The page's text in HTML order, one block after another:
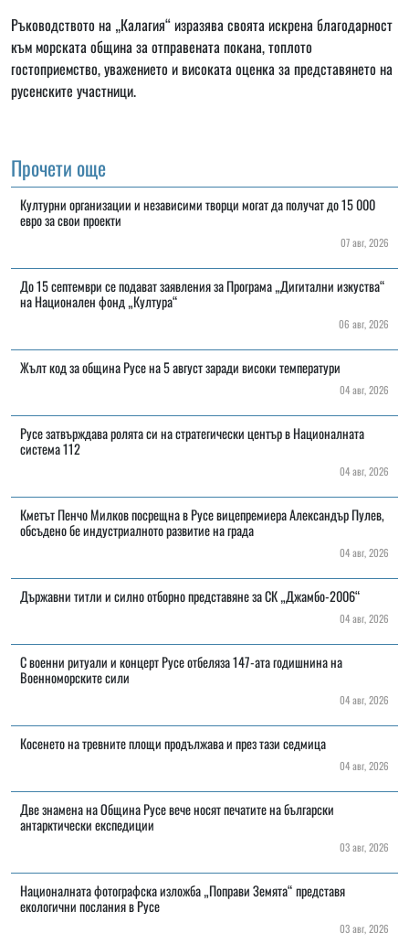
Ръководството на „Калагия“ изразява своята искрена благодарност
към морската община за отправената покана, топлото
гостоприемство, уважението и високата оценка за представянето на
русенските участници.
Прочети още
Културни организации и независими творци могат да получат до 15 000
евро за свои проекти
07 авг, 2026
До 15 септември се подават заявления за Програма „Дигитални изкуства“
на Национален фонд „Култура“
06 авг, 2026
Жълт код за община Русе на 5 август заради високи температури
04 авг, 2026
Русе затвърждава ролята си на стратегически център в Националната
система 112
04 авг, 2026
Кметът Пенчо Милков посрещна в Русе вицепремиера Александър Пулев,
обсъдено бе индустриалното развитие на града
04 авг, 2026
Държавни титли и силно отборно представяне за СК „Джамбо-2006“
04 авг, 2026
С военни ритуали и концерт Русе отбеляза 147-ата годишнина на
Военноморските сили
04 авг, 2026
Косенето на тревните площи продължава и през тази седмица
04 авг, 2026
Две знамена на Община Русе вече носят печатите на български
антарктически експедиции
03 авг, 2026
Националната фотографска изложба „Поправи Земята“ представя
екологични послания в Русе
03 авг, 2026